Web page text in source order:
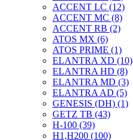
ACCENT LC (12)
ACCENT MC (8)
ACCENT RB (2)
ATOS MX (6)
ATOS PRIME (1)
ELANTRA XD (10)
ELANTRA HD (8)
ELANTRA MD (3)
ELANTRA AD (5)
GENESIS (DH) (1)
GETZ TB (43)
H-100 (39)
H1,H200 (100)